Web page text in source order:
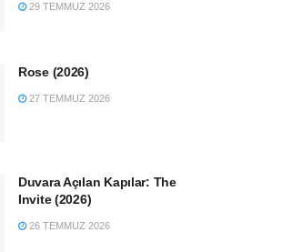
29 TEMMUZ 2026
Rose (2026)
27 TEMMUZ 2026
Duvara Açılan Kapılar: The
Invite (2026)
26 TEMMUZ 2026